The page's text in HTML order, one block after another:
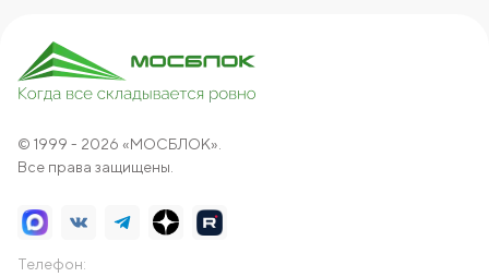
© 1999 - 2026 «МОСБЛОК».
Все права защищены.
Телефон: